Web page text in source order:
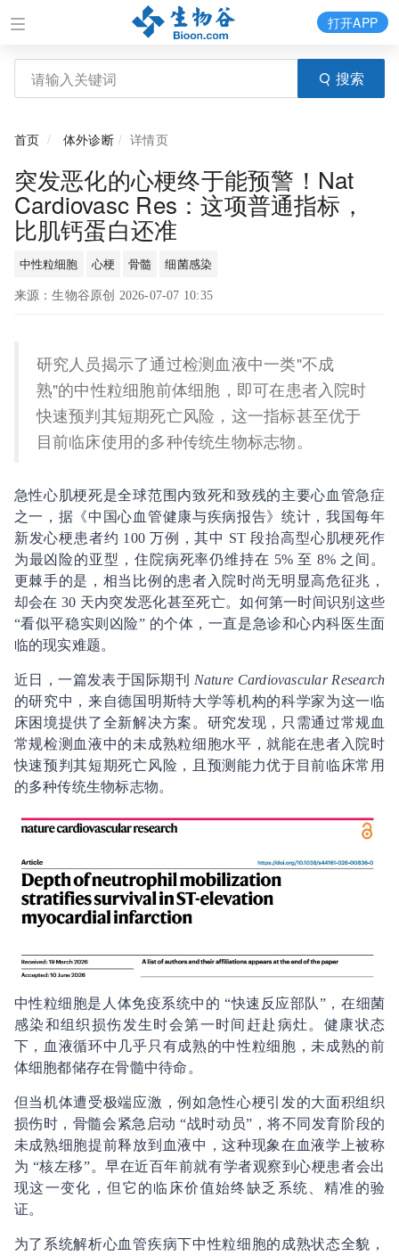
搜索
打开APP
首页 体外诊断 详情页
突发恶化的心梗终于能预警！Nat
Cardiovasc Res：这项普通指标，
比肌钙蛋白还准
中性粒细胞 心梗 骨髓 细菌感染
来源：生物谷原创 2026-07-07 10:35
研究人员揭示了通过检测血液中一类"不成
熟"的中性粒细胞前体细胞，即可在患者入院时
快速预判其短期死亡风险，这一指标甚至优于
目前临床使用的多种传统生物标志物。
急性心肌梗死是全球范围内致死和致残的主要心血管急症
之一，据《中国心血管健康与疾病报告》统计，我国每年
新发心梗患者约 100 万例，其中 ST 段抬高型心肌梗死作
为最凶险的亚型，住院病死率仍维持在 5% 至 8% 之间。
更棘手的是，相当比例的患者入院时尚无明显高危征兆，
却会在 30 天内突发恶化甚至死亡。如何第一时间识别这些
“看似平稳实则凶险” 的个体，一直是急诊和心内科医生面
临的现实难题。
近日，一篇发表于国际期刊 Nature Cardiovascular Research
的研究中，来自德国明斯特大学等机构的科学家为这一临
床困境提供了全新解决方案。研究发现，只需通过常规血
常规检测血液中的未成熟粒细胞水平，就能在患者入院时
快速预判其短期死亡风险，且预测能力优于目前临床常用
的多种传统生物标志物。
中性粒细胞是人体免疫系统中的 “快速反应部队”，在细菌
感染和组织损伤发生时会第一时间赶赴病灶。健康状态
下，血液循环中几乎只有成熟的中性粒细胞，未成熟的前
体细胞都储存在骨髓中待命。
但当机体遭受极端应激，例如急性心梗引发的大面积组织
损伤时，骨髓会紧急启动 “战时动员”，将不同发育阶段的
未成熟细胞提前释放到血液中，这种现象在血液学上被称
为 “核左移”。早在近百年前就有学者观察到心梗患者会出
现这一变化，但它的临床价值始终缺乏系统、精准的验
证。
为了系统解析心血管疾病下中性粒细胞的成熟状态全貌，